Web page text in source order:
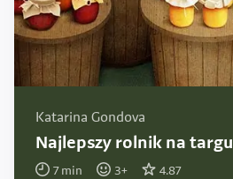
Katarina Gondova
Najlepszy rolnik na targu
7min 3+ 4.87